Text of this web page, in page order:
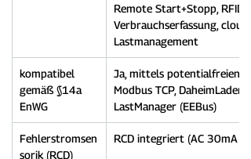
Remote Start+Stopp, RFID
Verbrauchserfassung,
Lastmanagement
kompatibel
gemäß §14a
EnWG
Ja, mittels potentialfreien
Modbus TCP, DaheimLaden
LastManager (EEBus)
Fehlerstromsen
sorik (RCD)
RCD integriert (AC 30mA /